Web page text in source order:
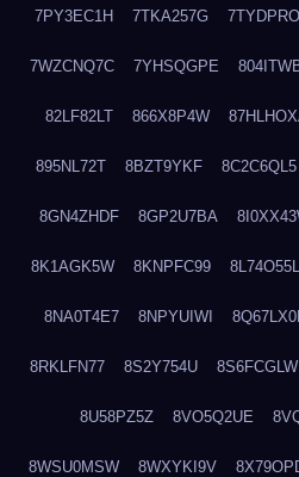
7PY3EC1H 7TKA257G
7WZCNQ7C 7YHSQGPE
82LF82LT 866X8P4W
895NL72T 8BZT9YKF 8C2C6QL5
8GN4ZHDF 8GP2U7BA
8K1AGK5W 8KNPFC99 8L74O55L
8NA0T4E7 8NPYUIWI
8RKLFN77 8S2Y754U 8S6FCGLW
8U58PZ5Z 8VO5Q2UE
8WSU0MSW 8WXYKI9V